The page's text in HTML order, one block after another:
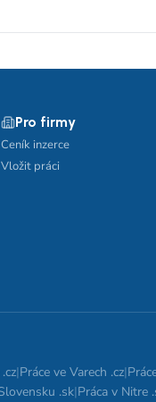
Pro firmy
Ceník inzerce
Vložit práci
|Práce ve Varech .cz|
.sk|Práca v Nitre